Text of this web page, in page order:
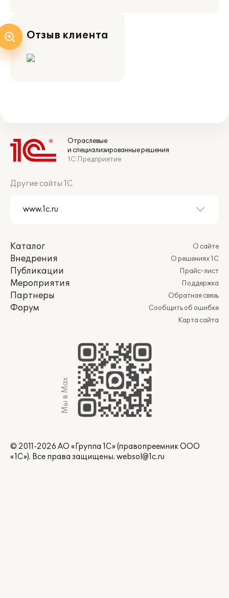
Отзыв клиента
Отраслевые
и специализированные решения
1С:Предприятие
Другие сайты 1С
Каталог
Внедрения
Публикации
Мероприятия
Партнеры
Форум
О сайте
О решениях 1С
Прайс-лист
Поддержка
Обратная связь
Сообщить об ошибке
Карта сайта
Мы в Max
© 2011-2026 АО «Группа 1С» (правопреемник ООО
«1С»). Все права защищены. websol@1c.ru